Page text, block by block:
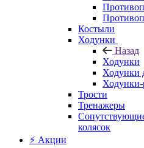
Костыли
Ходунки
Назад
Ходунки
Ходунки
Ходунки-
Трости
Тренажеры
колясок
⚡ Акции